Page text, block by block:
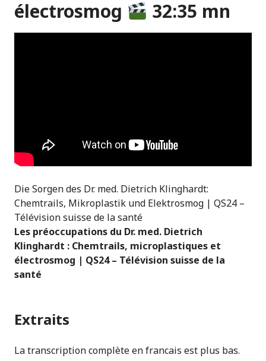
électrosmog
32:35 mn
Die Sorgen des Dr. med. Dietrich Klinghardt:
Chemtrails, Mikroplastik und Elektrosmog | QS24 –
Télévision suisse de la santé
Les préoccupations du Dr. med. Dietrich
Klinghardt : Chemtrails, microplastiques et
électrosmog | QS24 – Télévision suisse de la
santé
Extraits
La transcription complète en francais est plus bas.